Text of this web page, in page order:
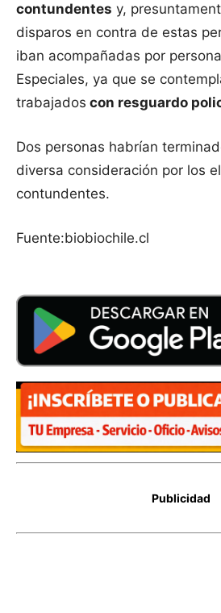
contundentes y,
disparos en contra de estas
iban acompañadas por
Especiales, ya que se
trabajados con resguardo
Dos personas habrían
diversa consideración por los
contundentes.
Fuente:biobiochile.cl
Publicidad